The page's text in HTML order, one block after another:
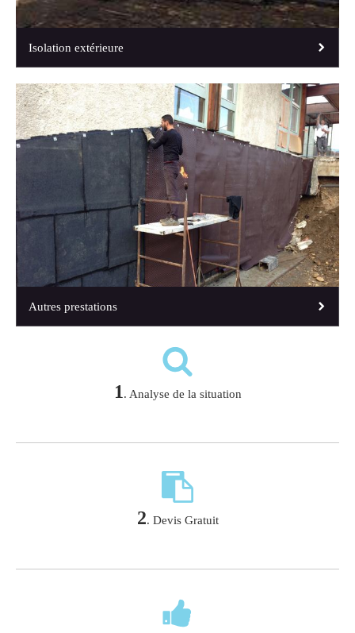
Isolation extérieure
Autres prestations
1. Analyse de la situation
2. Devis Gratuit